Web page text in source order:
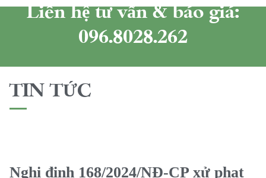
Liên hệ tư vấn & báo giá:
096.8028.262
TIN TỨC
Nghị định 168/2024/NĐ-CP xử phạt